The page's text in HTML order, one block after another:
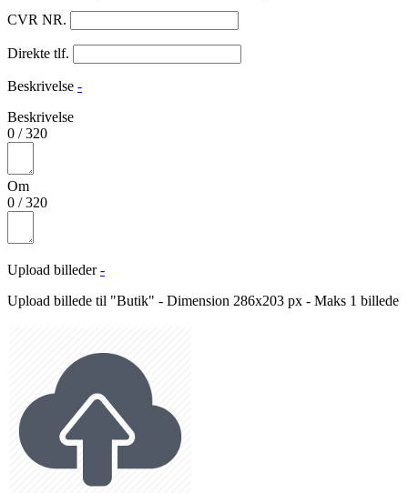
CVR NR.
Direkte tlf.
Beskrivelse -
Beskrivelse
0 /320
Om
0 /320
Upload billeder -
Upload billede til "Butik" - Dimension 286x203 px - Maks 1 billede